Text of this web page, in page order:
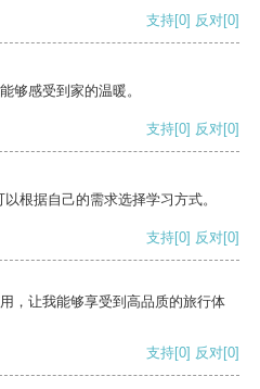
支持[0] 反对[0]
够感受到家的温暖。
支持[0] 反对[0]
根据自己的需求选择学习方式。
支持[0] 反对[0]
，让我能够享受到高品质的旅行体
支持[0] 反对[0]